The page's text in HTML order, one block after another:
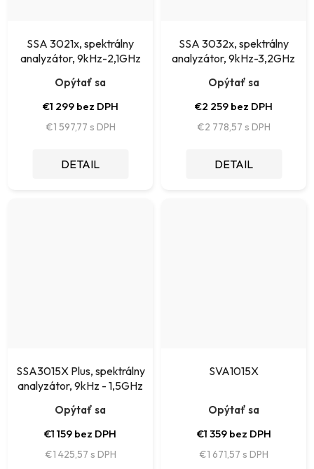
SSA 3021x, spektrálny
analyzátor, 9kHz-2,1GHz
Opýtať sa
€1 299 bez DPH
€1 597,77
DETAIL
SSA 3032x, spektrálny
analyzátor, 9kHz-3,2GHz
Opýtať sa
€2 259 bez DPH
€2 778,57
DETAIL
SSA3015X Plus, spektrálny
analyzátor, 9kHz - 1,5GHz
Opýtať sa
€1 159 bez DPH
€1 425,57
SVA1015X
Opýtať sa
€1 359 bez DPH
€1 671,57